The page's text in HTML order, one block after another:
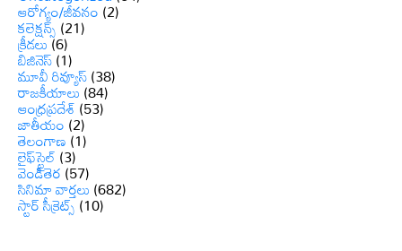
ఆరోగ్యం/జీవనం(2)
కలెక్షన్స్(21)
క్రీడలు(6)
బిజినెస్(1)
మూవీ రివ్యూస్(38)
రాజకీయాలు(84)
ఆంధ్రప్రదేశ్(53)
జాతీయం(2)
తెలంగాణ(1)
లైఫ్‌స్టైల్(3)
వెండితెర(57)
సినిమా వార్తలు(682)
స్టార్ సీక్రెట్స్(10)